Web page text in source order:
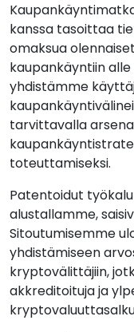
kanssa tasoittaa
omaksua
kaupankäyntiin alle
yhdistämme
tarvittavalla
toteuttamiseksi.
Patentoidut
alustallamme,
Sitoutumisemme
yhdistämiseen
kryptovälittäjiin,
akkreditoituja ja